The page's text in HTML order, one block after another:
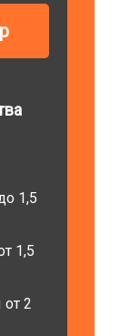
1,5
1,5
2